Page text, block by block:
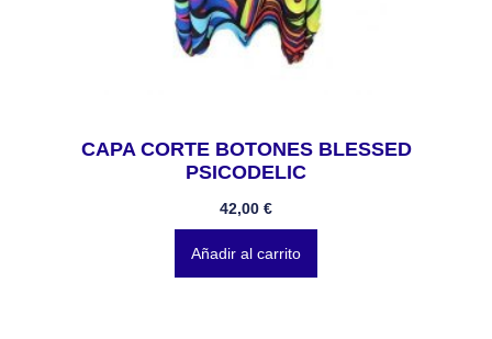
CAPA CORTE BOTONES BLESSED
PSICODELIC
42,00 €
Añadir al carrito